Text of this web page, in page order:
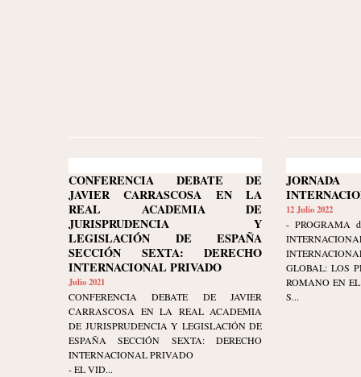
CONFERENCIA DEBATE DE
JAVIER CARRASCOSA EN LA
REAL ACADEMIA DE
JURISPRUDENCIA Y
LEGISLACIÓN DE ESPAÑA
SECCIÓN SEXTA: DERECHO
INTERNACIONAL PRIVADO
Julio 2021
CONFERENCIA DEBATE DE JAVIER
CARRASCOSA EN LA REAL ACADEMIA
DE JURISPRUDENCIA Y LEGISLACIÓN DE
ESPAÑA SECCIÓN SEXTA: DERECHO
INTERNACIONAL PRIVADO
- EL VID...
12 Julio 2022
- PROGRAMA
GLOBAL: LOS
ROMANO EN
S...